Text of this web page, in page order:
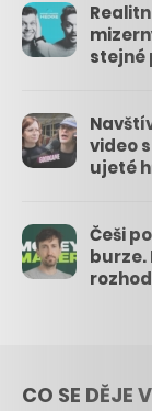
stejné
video
ujeté
Češi
burze.
CO SE DĚJE